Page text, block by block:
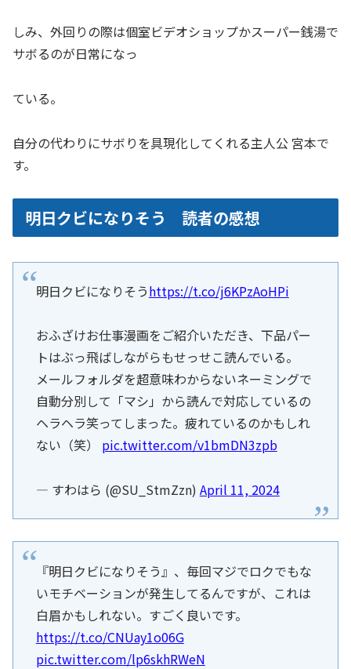
しみ、外回りの際は個室ビデオショップかスーパー銭湯で
サボるのが日常になっ
ている。
自分の代わりにサボりを具現化してくれる主人公 宮本で
す。
明日クビになりそう 読者の感想
明日クビになりそうhttps://t.co/j6KPzAoHPi
おふざけお仕事漫画をご紹介いただき、下品パー
トはぶっ飛ばしながらもせっせこ読んでいる。
メールフォルダを超意味わからないネーミングで
自動分別して「マシ」から読んで対応しているの
ヘラヘラ笑ってしまった。疲れているのかもしれ
ない（笑） pic.twitter.com/v1bmDN3zpb
— すわはら (@SU_StmZzn) April 11, 2024
『明日クビになりそう』、毎回マジでロクでもな
いモチベーションが発生してるんですが、これは
白眉かもしれない。すごく良いです。
https://t.co/CNUay1o06G
pic.twitter.com/lp6skhRWeN